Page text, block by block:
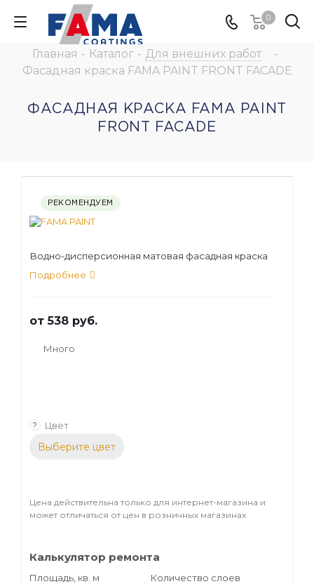
0
Главная - Каталог - Для внешних работ
-
Фасадная краска FAMA PAINT FRONT FACADE
ФАСАДНАЯ КРАСКА FAMA PAINT
FRONT FACADE
РЕКОМЕНДУЕМ
Водно-дисперсионная матовая фасадная краска
Подробнее
от538 руб.
Много
? Цвет
Выберите цвет
Цена действительна только для интернет-магазина и
может отличаться от цен в розничных магазинах
Калькулятор ремонта
Площадь, кв. м Количество слоев